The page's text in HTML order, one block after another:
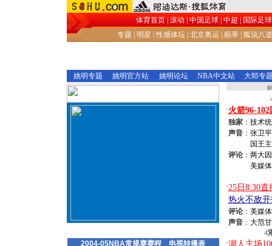
体育首页| 滚动 中国足球| 中超 国际足球
专题
明星 |性感体坛 北京奥运 赔率 狐说八道
姚明专题 姚明官方站 姚明论坛 NBA中文站 大郅专
2004-05NBA常规赛赛程
电视转播表
·火箭96-102
独家： 技术
声音：
国王
评论： 两大
美媒
·
评论： 美媒
声音：
4
·湖人主场